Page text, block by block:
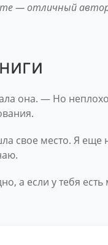
— отличный
она. — Но
свое место. Я еще
а если у тебя